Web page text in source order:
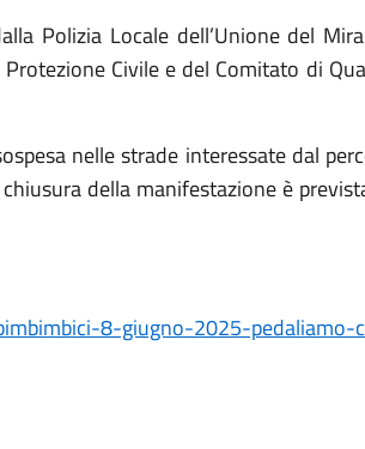
Polizia Locale dell’Unione del
Civile e del Comitato di
nelle strade interessate dal
della manifestazione è
8-giugno-2025-pedaliamo-